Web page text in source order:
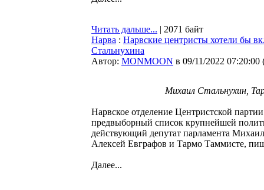
Читать дальше... | 2071 байт
Нарва : Нарвские центристы хотели бы
Стальнухина
Автор: MONMOON в 09/11/2022 07:20:00
Михаил Стальнухин,
Нарвское отделение Центристской
предвыборный список крупнейшей
действующий депутат парламента
Алексей Евграфов и Тармо Таммисте,
Далее...